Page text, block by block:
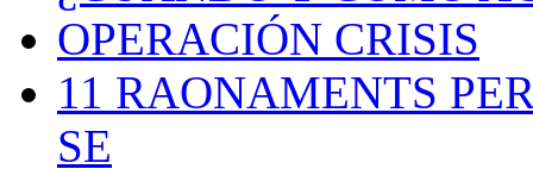
OPERACIÓN CRISIS
11 RAONAMENTS
SE